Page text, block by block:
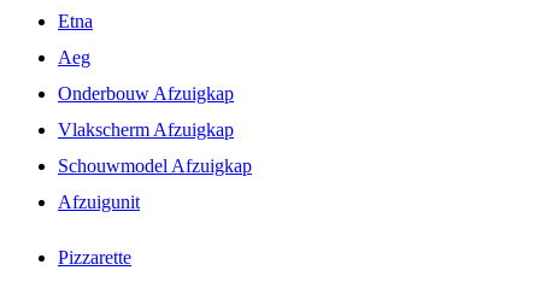
Etna
Aeg
Onderbouw Afzuigkap
Vlakscherm Afzuigkap
Schouwmodel Afzuigkap
Afzuigunit
Pizzarette